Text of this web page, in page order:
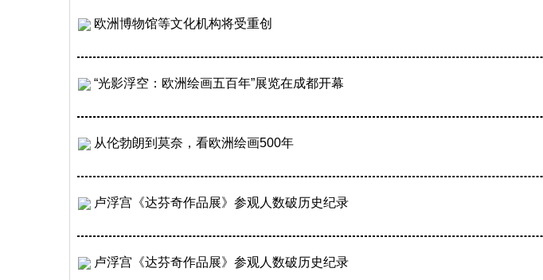
欧洲博物馆等文化机构将受重创
“光影浮空：欧洲绘画五百年”展览在成都开幕
从伦勃朗到莫奈，看欧洲绘画500年
卢浮宫《达芬奇作品展》参观人数破历史纪录
卢浮宫《达芬奇作品展》参观人数破历史纪录